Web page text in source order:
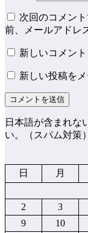
次回のコメン
前、メールアドレ
新しいコメン
新しい投稿を
日本語が含まれな
い。（スパム対策）
日
月
2
3
9
10